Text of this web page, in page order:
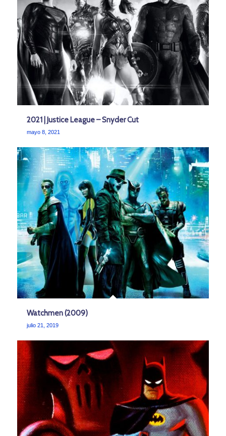
2021 | Justice League – Snyder Cut
mayo 8, 2021
Watchmen (2009)
julio 21, 2019